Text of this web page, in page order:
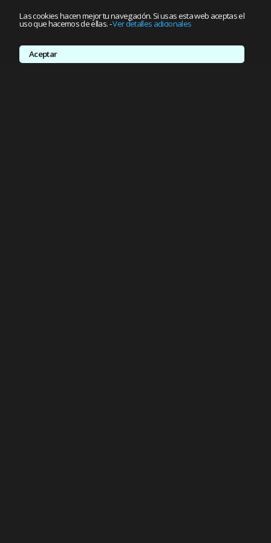
Las cookies hacen mejor tu navegación. Si usas esta web aceptas el
uso que hacemos de ellas.-Ver detalles adicionales
Aceptar